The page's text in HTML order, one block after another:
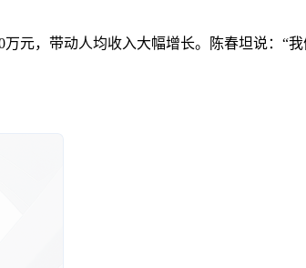
，带动人均收入大幅增长。陈春坦说：“我